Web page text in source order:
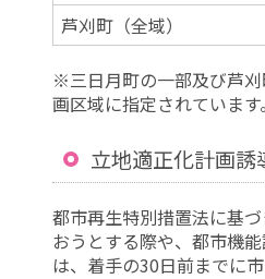
芦刈町（全域）
※三日月町の一部及び芦
画区域に指定されています。
立地適正化計画誘
都市再生特別措置法に基
おうとする際や、都市機
は、着手の30日前までに